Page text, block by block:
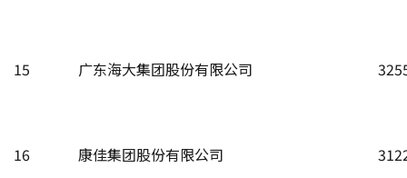
15 广东海大集团股份有限公司
16 康佳集团股份有限公司